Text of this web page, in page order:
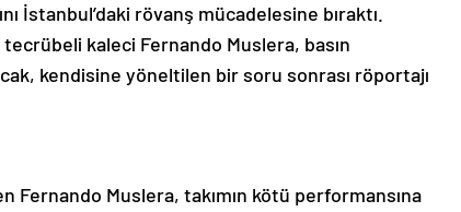
İstanbul’daki rövanş mücadelesine bıraktı.
tecrübeli kaleci Fernando Muslera, basın
kendisine yöneltilen bir soru sonrası röportajı
Fernando Muslera, takımın kötü performansına